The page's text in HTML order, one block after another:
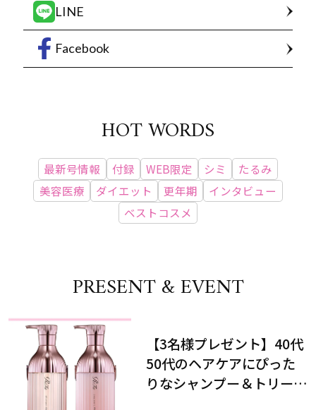
LINE
Facebook
HOT WORDS
最新号情報 付録 WEB限定 シミ
たるみ
美容医療
ダイエット 更年期
インタビュー
ベストコスメ
PRESENT & EVENT
【3名様プレゼント】40代
50代のヘアケアにぴった
りなシャンプー＆トリート